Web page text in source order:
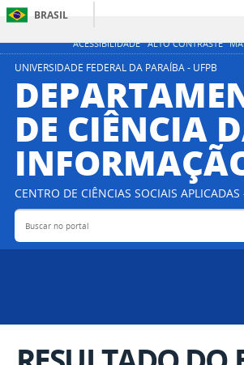
ACESSIBILIDADE ALTO CONTRASTE
BRASIL
UNIVERSIDADE FEDERAL DA PARAÍBA - UFPB
DE CIÊNCIA
CENTRO DE CIÊNCIAS SOCIAIS APLICADAS
Buscar no portal